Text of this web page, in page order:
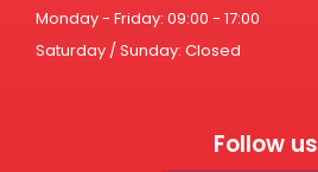
Monday - Friday: 09:00 - 17:00
Saturday / Sunday: Closed
Follow us